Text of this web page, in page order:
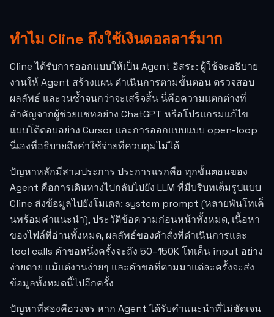
ทำไม Cline ถึงใช้เงินดอลลาร์มาก
Cline ได้รับการออกแบบให้เป็น Agent อิสระ: ผู้ใช้จะอธิบาย
งานให้ Agent สร้างแผน ดำเนินการตามขั้นตอน ตรวจสอบ
ผลลัพธ์ และวนซ้ำจนกว่าจะเสร็จสิ้น นี่คือความแตกต่างที่
สำคัญจากผู้ช่วยแชทอย่าง ChatGPT หรือโปรแกรมแก้ไข
แบบโต้ตอบอย่าง Cursor และการออกแบบแบบ open-loop
นี่เองที่อธิบายถึงค่าใช้จ่ายที่ควบคุมไม่ได้
ปัญหาหลักมีสามประการ ประการแรกคือ ทุกขั้นตอนของ
Agent คือการเดินทางไปกลับไปยัง LLM ที่มีบริบทเต็มรูปแบบ
Cline ส่งข้อมูลไปยังโมเดล: system prompt (หลายพันโทเค็
นพร้อมคำแนะนำ), ประวัติข้อความก่อนหน้าทั้งหมด, เนื้อหา
ของไฟล์ที่อ่านทั้งหมด, ผลลัพธ์ของคำสั่งที่ดำเนินการและ
tool calls คำขอหนึ่งครั้งจะถึง 50–150K โทเค็น input อย่าง
ง่ายดาย แม้แต่งานง่ายๆ และคำขอที่ตามมาแต่ละครั้งจะส่ง
ข้อมูลทั้งหมดนี้ไปอีกครั้ง
ปัญหาที่สองคือวงจร หาก Agent ได้รับคำแนะนำที่ไม่ชัดเจน